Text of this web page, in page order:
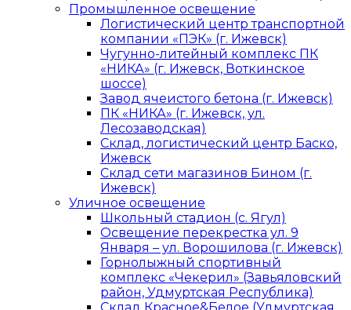
Промышленное освещение
Логистический центр транспортной
компании «ПЭК» (г. Ижевск)
Чугунно-литейный комплекс ПК
«НИКА» (г. Ижевск, Воткинское
шоссе)
Завод ячеистого бетона (г. Ижевск)
ПК «НИКА» (г. Ижевск, ул.
Лесозаводская)
Склад, логистический центр Баско,
Ижевск
Склад сети магазинов Бином (г.
Ижевск)
Уличное освещение
Школьный стадион (с. Ягул)
Освещение перекрестка ул. 9
Января – ул. Ворошилова (г. Ижевск)
Горнолыжный спортивный
комплекс «Чекерил» (Завьяловский
район, Удмуртская Республика)